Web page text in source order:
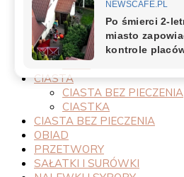
PRZEPISY
PRZETWORY
PRZYSTAWKI
SAŁATKI I SURÓWKI
SOSY
CIASTA
CIASTA BEZ PIECZENIA
CIASTKA
CIASTA BEZ PIECZENIA
OBIAD
PRZETWORY
SAŁATKI I SURÓWKI